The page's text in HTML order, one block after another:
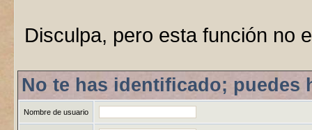
Disculpa, pero esta función no
No te has identificado; puedes
Nombre de usuario